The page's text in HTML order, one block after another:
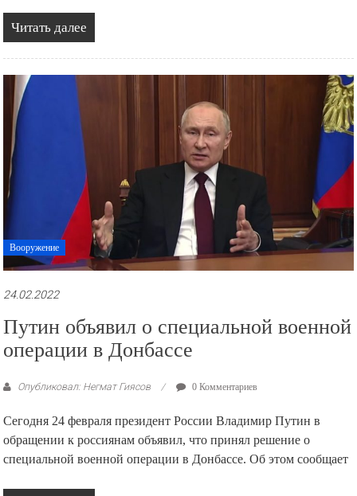
Читать далее
Вооружение
24.02.2022
Путин объявил о специальной военной
операции в Донбассе
Опубликовал: Негмат Гиясов 0 Комментариев
Сегодня 24 февраля президент России Владимир Путин в
обращении к россиянам объявил, что принял решение о
специальной военной операции в Донбассе. Об этом сообщает